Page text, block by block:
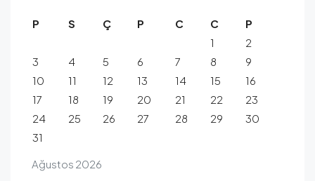
Ağustos 2026
P S Ç P C C
P
1
2
3
4 5 6 7 8
9
10
11 12 13 14 15
16
17
18 19 20 21 22
23
24
25 26 27 28 29
30
31